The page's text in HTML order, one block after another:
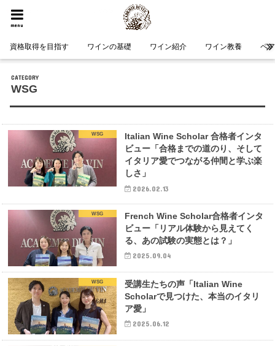
menu
資格取得を目指す ワインの基礎 ワイン紹介 ワイン教養 ペ
HOME
WSG
WSG
Italian Wine Scholar 合格者インタ
ビュー「合格までの道のり、そして
イタリア愛でつながる仲間と学ぶ楽
しさ」
2026.02.13
WSG
French Wine Scholar合格者インタ
ビュー「リアル体験から見えてく
る、あの試験の実態とは？」
2025.09.04
WSG
受講生たちの声「Italian Wine
Scholarで見つけた、本当のイタリ
ア愛」
2025.06.12